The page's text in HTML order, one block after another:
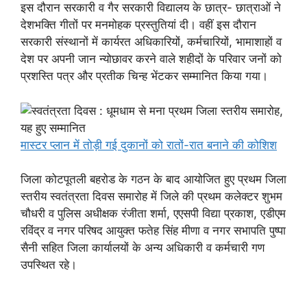
इस दौरान सरकारी व गैर सरकारी विद्यालय के छात्र- छात्राओं ने
देशभक्ति गीतों पर मनमोहक प्रस्तुतियां दी। वहीं इस दौरान
सरकारी संस्थानों में कार्यरत अधिकारियों, कर्मचारियों, भामाशाहों व
देश पर अपनी जान न्योछावर करने वाले शहीदों के परिवार जनों को
प्रशस्ति पत्र और प्रतीक चिन्ह भेंटकर सम्मानित किया गया।
मास्टर प्लान में तोड़ी गई दुकानों को रातों-रात बनाने की कोशिश
जिला कोटपूतली बहरोड के गठन के बाद आयोजित हुए प्रथम जिला
स्तरीय स्वतंत्रता दिवस समारोह में जिले की प्रथम कलेक्टर शुभम
चौधरी व पुलिस अधीक्षक रंजीता शर्मा, एएसपी विद्या प्रकाश, एडीएम
रविंद्र व नगर परिषद आयुक्त फतेह सिंह मीणा व नगर सभापति पुष्पा
सैनी सहित जिला कार्यालयों के अन्य अधिकारी व कर्मचारी गण
उपस्थित रहे।